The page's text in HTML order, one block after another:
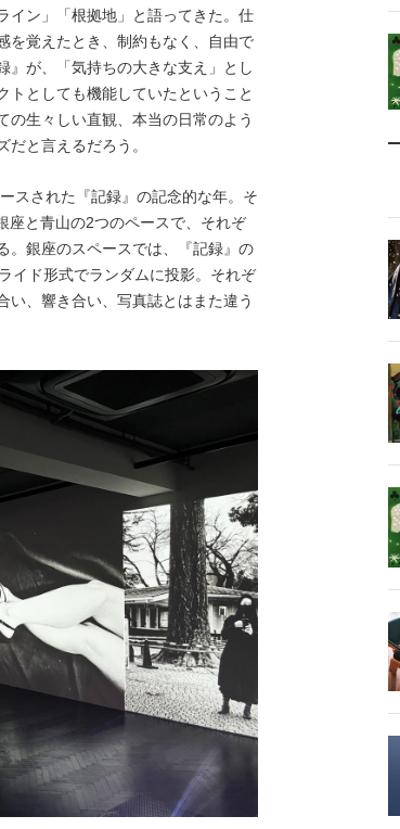
イン」「根拠地」と語ってきた。仕
を覚えたとき、制約もなく、自由で
』が、「気持ちの大きな支え」とし
トとしても機能していたということ
の生々しい直観、本当の日常のよう
と言えるだろう。
スされた『記録』の記念的な年。そ
座と青山の2つのペースで、それぞ
。銀座のスペースでは、『記録』の
イド形式でランダムに投影。それぞ
い、響き合い、写真誌とはまた違う